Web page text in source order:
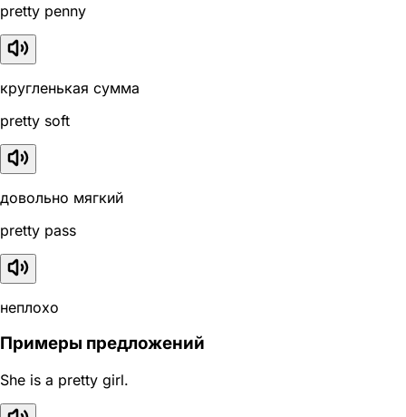
pretty penny
кругленькая сумма
pretty soft
довольно мягкий
pretty pass
неплохо
Примеры предложений
She is a pretty girl.